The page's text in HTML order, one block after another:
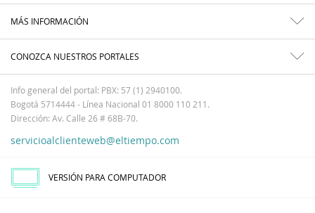
MÁS INFORMACIÓN
CONOZCA NUESTROS PORTALES
Info general del portal: PBX: 57 (1) 2940100.
Bogotá 5714444 - Línea Nacional 01 8000 110 211.
Dirección: Av. Calle 26 # 68B-70.
servicioalclienteweb@eltiempo.com
VERSIÓN PARA COMPUTADOR